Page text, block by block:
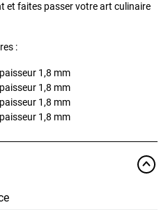
et faites passer votre art culinaire
:
1,8 mm
1,8 mm
1,8 mm
1,8 mm